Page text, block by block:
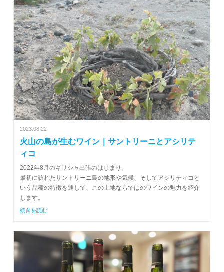
2023.08.22
火山の島が生むワイン｜サントリーニとアシリテ
ィコ
2022年8月のギリシャ出張のはじまり。
最初に訪れたサントリーニ島の地形や気候、そしてアシリティコと
いう品種の特徴を通して、この土地ならではのワインの魅力を紹介
します。
続きを読む